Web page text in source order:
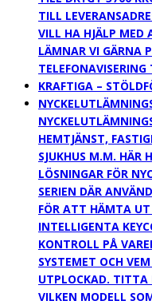
TILL
VILL HA HJÄLP MED
LÄMNAR VI GÄRNA
KRAFTIGA –
HEMTJÄNST,
SJUKHUS M.M. HÄR
LÖSNINGAR FÖR
SERIEN DÄR
FÖR ATT HÄMTA
INTELLIGENTA
KONTROLL PÅ
SYSTEMET OCH
UTPLOCKAD. TITTA
VILKEN MODELL